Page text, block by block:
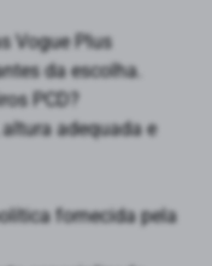
Vogue Plus
da escolha.
PCD?
adequada e
fornecida pela